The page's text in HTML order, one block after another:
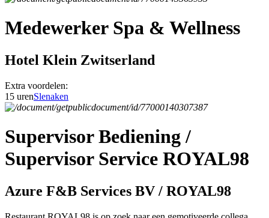
Medewerker Spa & Wellness
Hotel Klein Zwitserland
Extra voordelen:
15 urenSlenaken
Supervisor Bediening /
Supervisor Service ROYAL98
Azure F&B Services BV / ROYAL98